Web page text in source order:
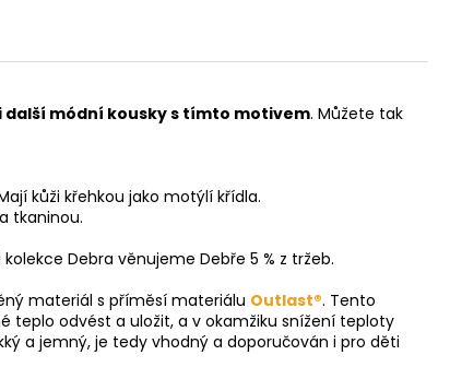
i další módní kousky s tímto motivem. Můžete tak
kůži křehkou jako motýlí křídla.
tkaninou.
Debra věnujeme Debře 5 % z tržeb.
materiál s příměsí materiálu Outlast®. Tento
odvést a uložit, a v okamžiku snížení teploty
a jemný, je tedy vhodný a doporučován i pro děti